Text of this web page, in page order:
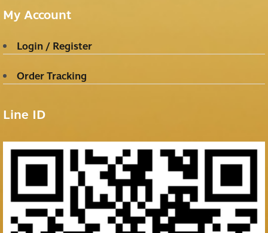
My Account
Login / Register
Order Tracking
Line ID